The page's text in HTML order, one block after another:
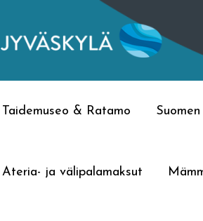
Siirry
Siirry
Taidemuseo & Ratamo
Ateria- ja välipalamaksut